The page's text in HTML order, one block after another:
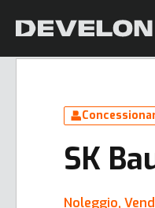
SK
Noleggio,